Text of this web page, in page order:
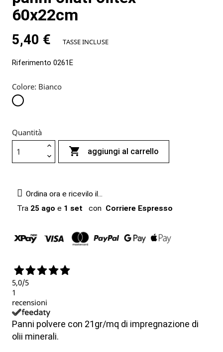
60x22cm
5,40 € TASSE INCLUSE
Riferimento 0261E
Colore: Bianco
Bianco
Quantità
 aggiungi al carrello
Ordina ora e ricevilo il...
Tra 25 ago e 1 set con Corriere Espresso
5,0/5
1
recensioni
Panni polvere con 21gr/mq di impregnazione di
olii minerali.